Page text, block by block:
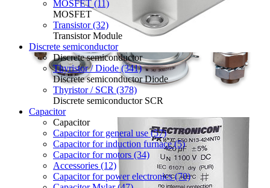
MOSFET (11)
MOSFET
Transistor (32)
Transistor Module
Discrete semiconductor
Discrete semiconductor
Thyristor / Diode (341)
Discrete semiconductor Diode
Thyristor / SCR (378)
Discrete semiconductor SCR
Capacitor
Capacitor
Capacitor for general use (57)
Capacitor for induction furnace (5)
Capacitor for motors (34)
Accessories (12)
Capacitor for power electronics (70)